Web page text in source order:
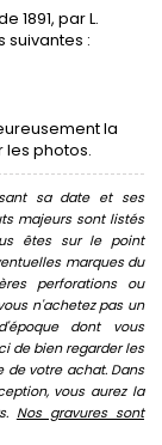
1891, par L.
suivantes :
la
les photos.
sa date et ses
majeurs sont listés
êtes sur le point
marques du
perforations ou
n'achetez pas un
dont vous
de bien regarder les
de votre achat. Dans
vous aurez la
Nos gravures sont